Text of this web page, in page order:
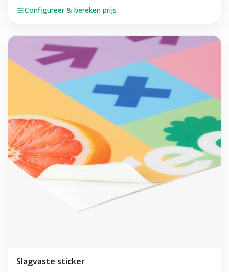
Configureer & bereken prijs
Slagvaste sticker